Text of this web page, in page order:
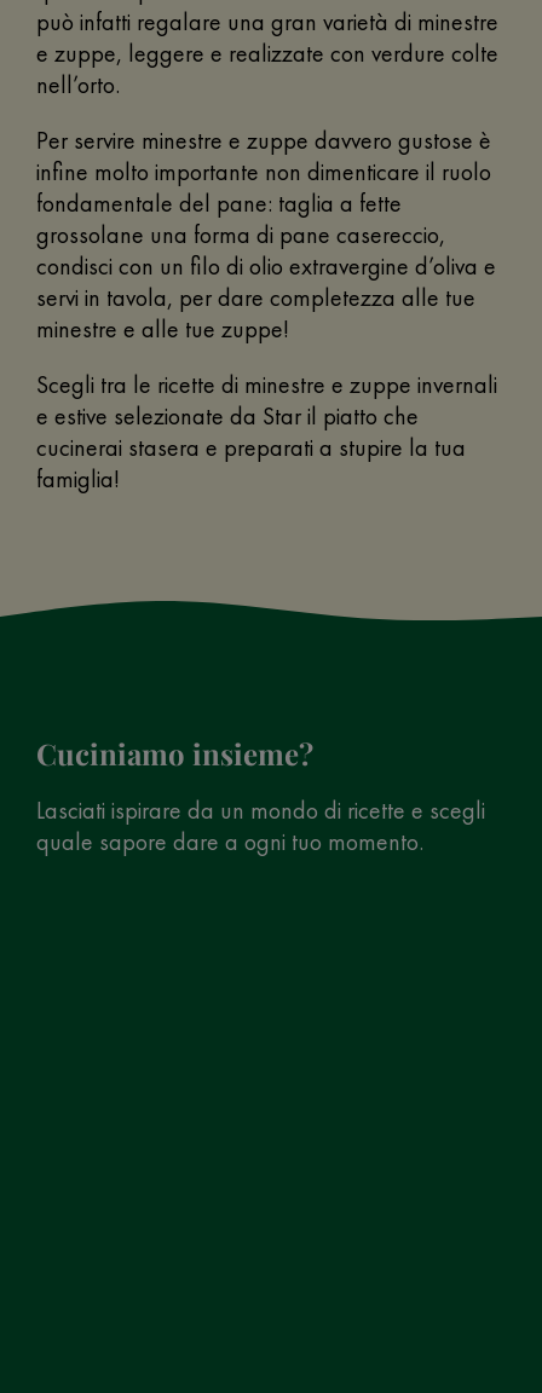
può infatti regalare una gran varietà di minestre
e zuppe, leggere e realizzate con verdure colte
nell’orto.
Per servire minestre e zuppe davvero gustose è
infine molto importante non dimenticare il ruolo
fondamentale del pane: taglia a fette
grossolane una forma di pane casereccio,
condisci con un filo di olio extravergine d’oliva e
servi in tavola, per dare completezza alle tue
minestre e alle tue zuppe!
Scegli tra le ricette di minestre e zuppe invernali
e estive selezionate da Star il piatto che
cucinerai stasera e preparati a stupire la tua
famiglia!
Cuciniamo insieme?
Lasciati ispirare da un mondo di ricette e scegli
quale sapore dare a ogni tuo momento.